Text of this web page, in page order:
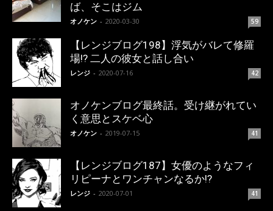
ば、そこはジム
オノケン - 2020-03-30 59
【レンジブログ198】浮気がバレて修羅
場!? 二人の彼女と話し合い
レンジ - 2020-07-16 42
オノケンブログ最終話。受け継がれてい
く意思とスケベ心
オノケン - 2019-07-15 41
【レンジブログ187】女優のようなフィ
リピーナとワンチャンなるか!?
レンジ - 2020-07-01 41